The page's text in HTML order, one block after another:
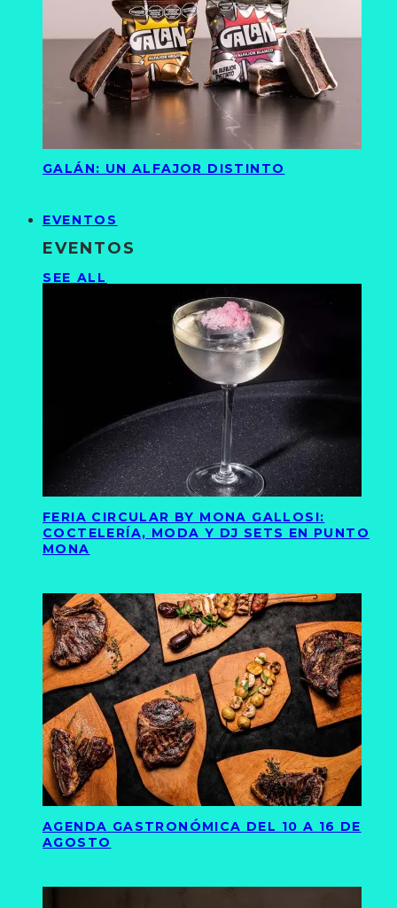
GALÁN: UN ALFAJOR DISTINTO
EVENTOS
EVENTOS
SEE ALL
FERIA CIRCULAR BY MONA GALLOSI:
COCTELERÍA, MODA Y DJ SETS EN PUNTO
MONA
AGENDA GASTRONÓMICA DEL 10 A 16 DE
AGOSTO